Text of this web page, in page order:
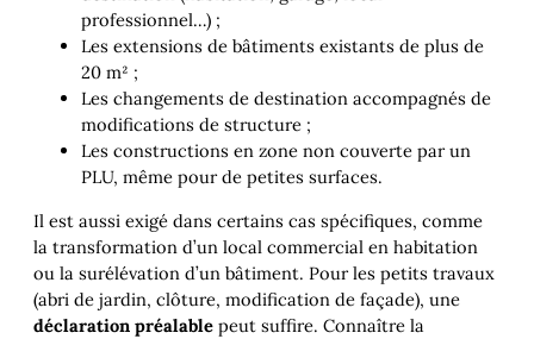
professionnel…) ;
Les extensions de bâtiments existants de plus de
20 m² ;
Les changements de destination accompagnés de
modifications de structure ;
Les constructions en zone non couverte par un
PLU, même pour de petites surfaces.
Il est aussi exigé dans certains cas spécifiques, comme
la transformation d’un local commercial en habitation
ou la surélévation d’un bâtiment. Pour les petits travaux
(abri de jardin, clôture, modification de façade), une
déclaration préalable peut suffire. Connaître la